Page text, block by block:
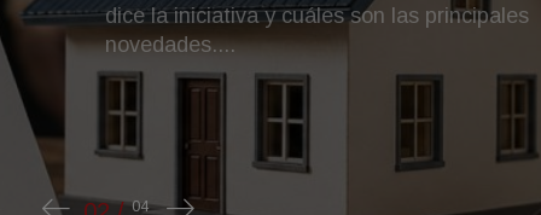
dice la iniciativa y cuáles son las principales
novedades....